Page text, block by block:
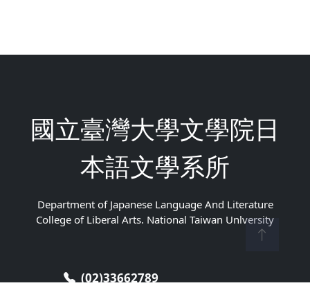
國立臺灣大學文學院日
本語文學系所
Department of Japanese Language And Literature
College of Liberal Arts. National Taiwan Unlversity
(02)33662789